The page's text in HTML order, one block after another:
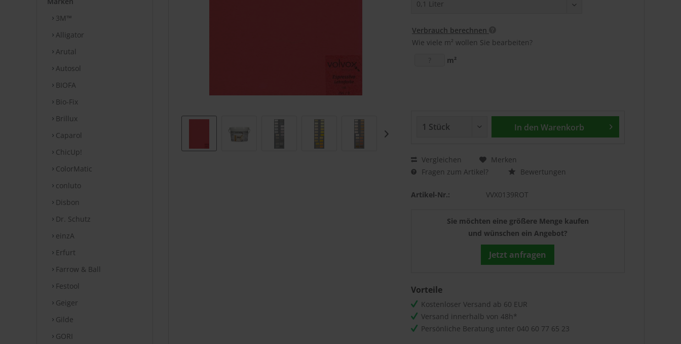
3M™
Alligator
Arutal
Autosol
BIOFA
Bio-Fix
Brillux
Caparol
ChicUp!
ColorMatic
conluto
Disbon
Dr. Schutz
einzA
Erfurt
Farrow & Ball
Festool
Geiger
Gilde
GORI
Verbrauch berechnen
Wie viele m² wollen Sie bearbeiten?
m²
In den Warenkorb
Vergleichen
Merken
Fragen zum Artikel?
Bewertungen
Artikel-Nr.: VVX0139ROT
Sie möchten eine größere Menge kaufen
und wünschen ein Angebot?
Jetzt anfragen
Vorteile
Kostenloser Versand ab 60 EUR
Versand innerhalb von 48h*
Persönliche Beratung unter 040 60 77 65 23